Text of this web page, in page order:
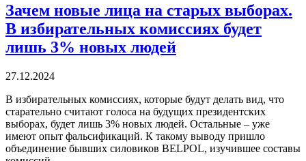
Зачем новые лица на старых выборах.
В избирательных комиссиях будет
лишь 3% новых людей
27.12.2024
В избирательных комиссиях, которые будут делать вид, что
старательно считают голоса на будущих президентских
выборах, будет лишь 3% новых людей. Остальные – уже
имеют опыт фальсификаций. К такому выводу пришло
объединение бывших силовиков BELPOL, изучившее составы